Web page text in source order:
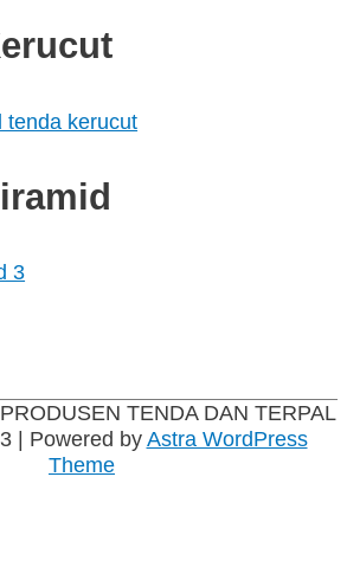
PRODUSEN TENDA DAN TERPAL
| Powered byAstra WordPress
Theme